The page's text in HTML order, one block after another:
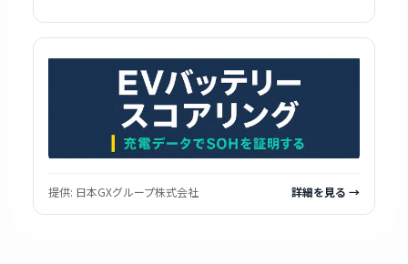
提供: 日本GXグループ株式会社 詳細を見る →